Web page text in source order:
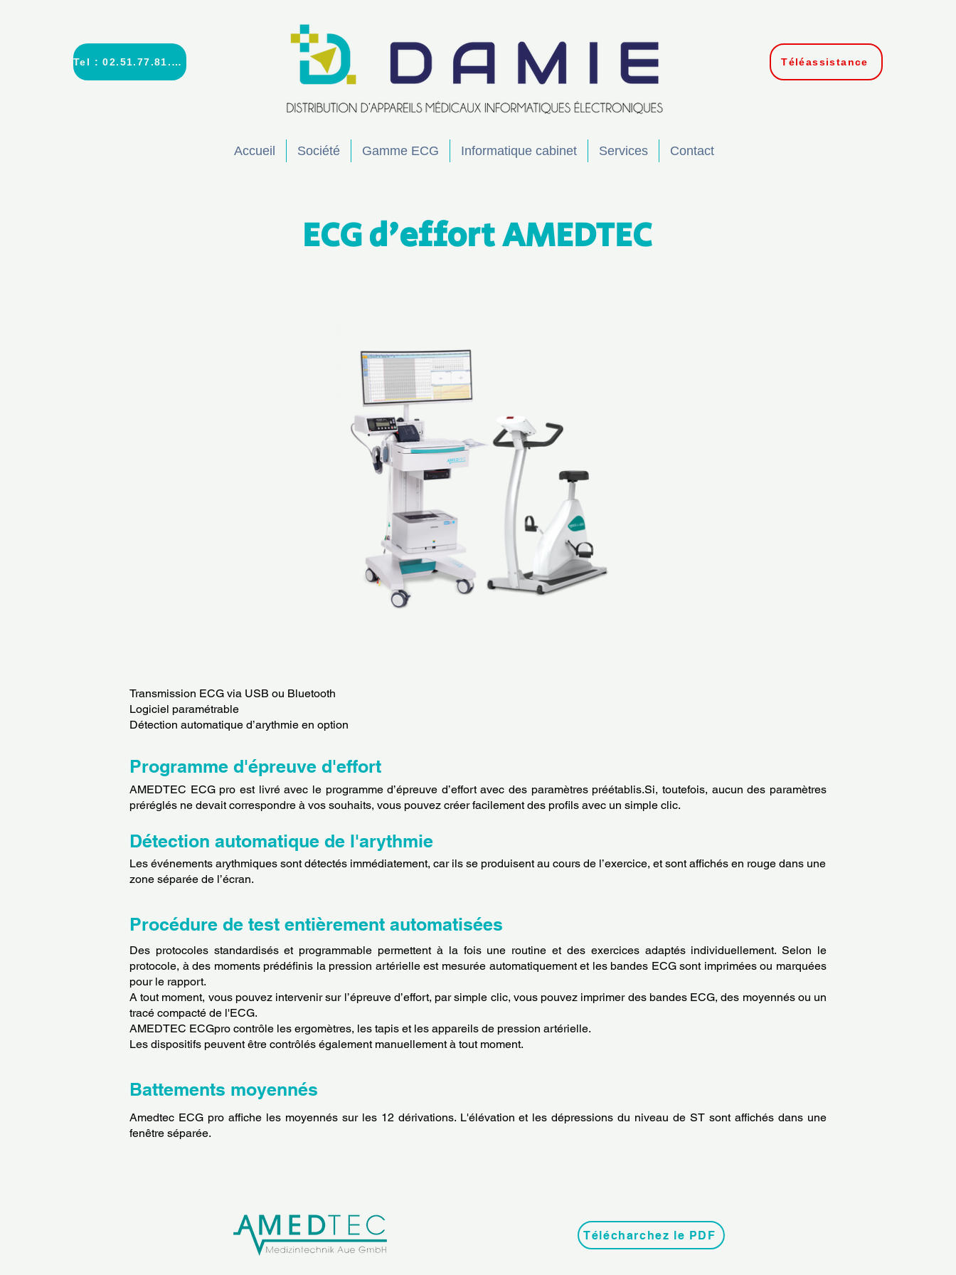
Tel : 02.51.77.81.30 Téléassistance
Accueil Société Gamme ECG Informatique cabinet Services Contact
ECG d'effort AMEDTEC
Transmission ECG via USB ou Bluetooth
Logiciel paramétrable
Détection automatique d’arythmie en option
Programme d'épreuve d'effort
AMEDTEC ECG pro est livré avec le programme d’épreuve d’effort avec des paramètres préétablis.Si, toutefois, aucun des paramètres
préréglés ne devait correspondre à vos souhaits, vous pouvez créer facilement des profils avec un simple clic.
Détection automatique de l'arythmie
Les événements arythmiques sont détectés immédiatement, car ils se produisent au cours de l’exercice, et sont affichés en rouge dans une
zone séparée de l’écran.
Procédure de test entièrement automatisées
Des protocoles standardisés et programmable permettent à la fois une routine et des exercices adaptés individuellement. Selon le
protocole, à des moments prédéfinis la pression artérielle est mesurée automatiquement et les bandes ECG sont imprimées ou marquées
pour le rapport.
A tout moment, vous pouvez intervenir sur l’épreuve d’effort, par simple clic, vous pouvez imprimer des bandes ECG, des moyennés ou un
tracé compacté de l'ECG.
AMEDTEC ECGpro contrôle les ergomètres, les tapis et les appareils de pression artérielle.
Les dispositifs peuvent être contrôlés également manuellement à tout moment.
Battements moyennés
Amedtec ECG pro affiche les moyennés sur les 12 dérivations. L'élévation et les dépressions du niveau de ST sont affichés dans une
fenêtre séparée.
Télécharchez le PDF